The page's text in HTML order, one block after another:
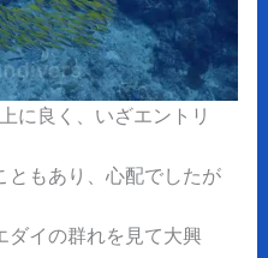
に良く、いざエントリ
ともあり、心配でしたが
ダイの群れを見て大興